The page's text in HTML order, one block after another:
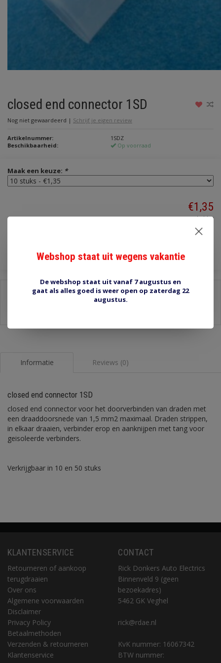
closed end connector 1SD
Nog niet gewaardeerd | Schrijf je eigen review
Artikelnummer:
1SDZ
Beschikbaarheid:
Op voorraad
Maak een keuze: *
€1,35
Incl. btw
Informatie Reviews (0)
closed end connector 1SD
closed end connector voor het doorverbinden van draden met
een draaddoorsnede van 1,5 mm2 maximaal. Draden strippen,
in elkaar draaien, verbinder erop en aanknijpen met tang voor
geisoleerde verbinders.
Verkrijgbaar in 10 en 50 stuks
KLANTENSERVICE
Retourneren of aankoop
terugdraaien
Over ons
Algemene voorwaarden
Disclaimer
Privacy Policy
Betaalmethoden
Verzenden & retourneren
Klantenservice
CONTACT
Rick Donkers Auto Electrics
Binnenveld 9 (geen
bezoekadres)
5462 GK Veghel
rick@rdae.nl
KvK nummer: 16067342
BTW nummer:
Webshop staat uit wegens vakantie
De webshop staat uit vanaf 7 augustus en
gaat als alles goed is weer open op zaterdag 22
augustus.